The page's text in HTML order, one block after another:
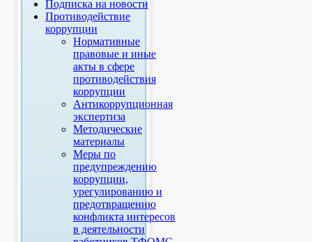
Подписка на новости
Противодействие
коррупции
Нормативные
правовые и иные
акты в сфере
противодействия
коррупции
Антикоррупционная
экспертиза
Методические
материалы
Меры по
предупреждению
коррупции,
урегулированию и
предотвращению
конфликта интересов
в деятельности